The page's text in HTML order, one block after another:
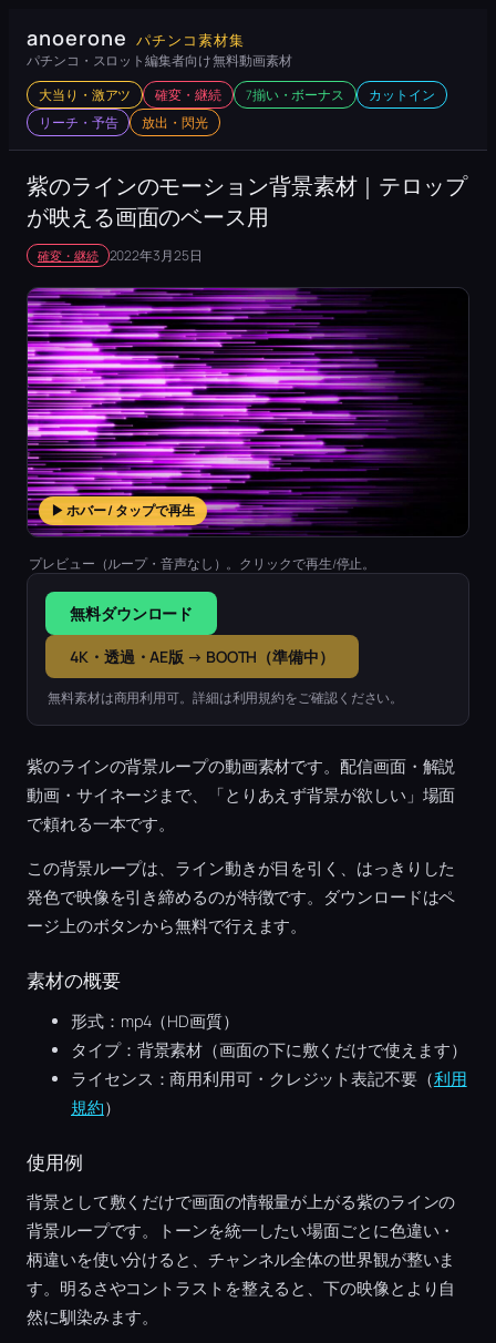
容
ス
キ
プ
anoerone パチンコ素材集
パチンコ・スロット編集者向け 無料動画素材
大当り・激アツ 確変・継続 7揃い・ボーナス
カットイン
リーチ・予告
放出・閃光
紫のラインのモーション背景素材｜テロップ
が映える画面のベース用
確変・継続 2022年3月25日
▶ ホバー / タップで再生
プレビュー（ループ・音声なし）。クリックで再生/停止。
無料ダウンロード
4K・透過・AE版 → BOOTH（準備中）
無料素材は商用利用可。詳細は利用規約をご確認ください。
紫のラインの背景ループの動画素材です。配信画面・解説
動画・サイネージまで、「とりあえず背景が欲しい」場面
で頼れる一本です。
この背景ループは、ライン動きが目を引く、はっきりした
発色で映像を引き締めるのが特徴です。ダウンロードはペ
ージ上のボタンから無料で行えます。
素材の概要
形式：mp4（HD画質）
タイプ：背景素材（画面の下に敷くだけで使えます）
ライセンス：商用利用可・クレジット表記不要（利用
規約）
使用例
背景として敷くだけで画面の情報量が上がる紫のラインの
背景ループです。トーンを統一したい場面ごとに色違い・
柄違いを使い分けると、チャンネル全体の世界観が整いま
す。明るさやコントラストを整えると、下の映像とより自
然に馴染みます。